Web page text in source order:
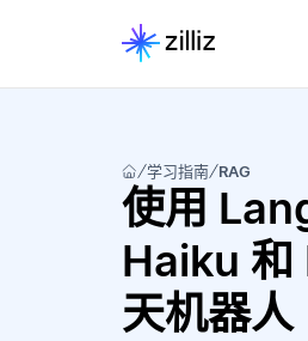
学习指南 RAG
使用
Haiku
天机器人